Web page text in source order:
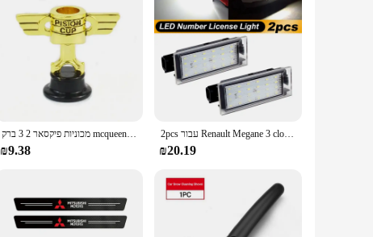
מכוניות פיקסאר 2 3 ברק mcqueen mcqueen מט סערת ramirez סגסוגת 1:55 פיקסאר מכונית מתכת למות הליהוק ילדים צעצוע מתנות
₪9.38
2pcs עבור Renault Megane 3 clo laguna מאסטר חצץ מכונית הוביל canbus אין אפשרות שגיאה מנורת צלחת רישיון oem: 8200480127
₪20.19